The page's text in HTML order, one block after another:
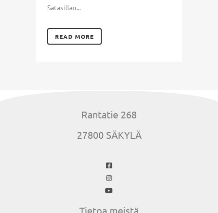
Satasillan...
READ MORE
Rantatie 268
27800 SÄKYLÄ
Tietoa meistä